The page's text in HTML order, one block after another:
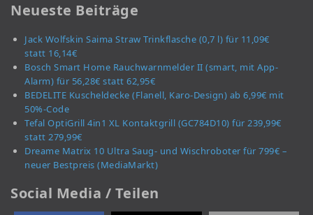
Neueste Beiträge
Jack Wolfskin Saima Straw Trinkflasche (0,7 l) für 11,09€
statt 16,14€
Bosch Smart Home Rauchwarnmelder II (smart, mit App-
Alarm) für 56,28€ statt 62,95€
BEDELITE Kuscheldecke (Flanell, Karo-Design) ab 6,99€ mit
50%-Code
Tefal OptiGrill 4in1 XL Kontaktgrill (GC784D10) für 239,99€
statt 279,99€
Dreame Matrix 10 Ultra Saug- und Wischroboter für 799€ –
neuer Bestpreis (MediaMarkt)
Social Media / Teilen